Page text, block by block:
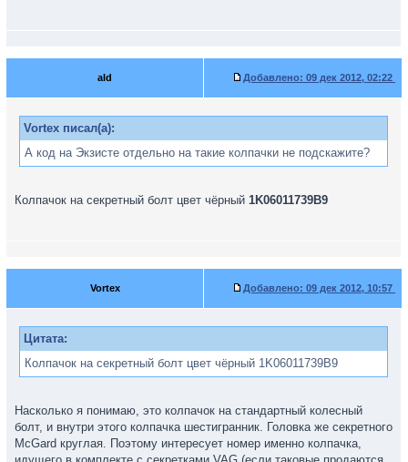
ald Добавлено: 09 дек 2012, 02:22
Vortex писал(а):
А код на Экзисте отдельно на такие колпачки не подскажите?
Колпачок на секретный болт цвет чёрный 1K06011739B9
Vortex Добавлено: 09 дек 2012, 10:57
Цитата:
Колпачок на секретный болт цвет чёрный 1K06011739B9
Насколько я понимаю, это колпачок на стандартный колесный
болт, и внутри этого колпачка шестигранник. Головка же секретного
McGard круглая. Поэтому интересует номер именно колпачка,